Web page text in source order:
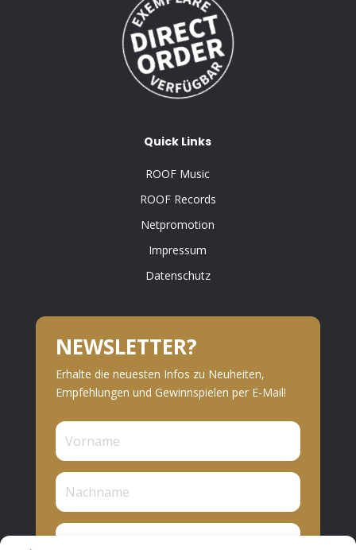
Quick Links
ROOF Music
ROOF Records
Netpromotion
Impressum
Datenschutz
NEWSLETTER?
Erhalte die neuesten Infos zu Neuheiten,
Empfehlungen und Gewinnspielen per E-Mail!